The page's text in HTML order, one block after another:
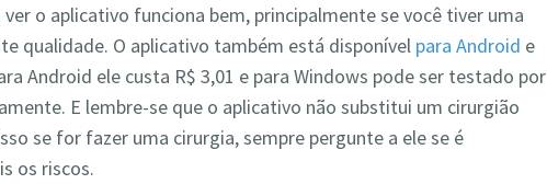
ver o aplicativo funciona bem, principalmente se você tiver uma
qualidade. O aplicativo também está disponível para Android e
Android ele custa R$ 3,01 e para Windows pode ser testado por
E lembre-se que o aplicativo não substitui um cirurgião
se for fazer uma cirurgia, sempre pergunte a ele se é
os riscos.